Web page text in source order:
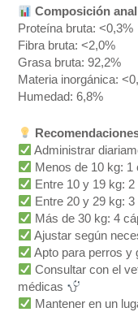
Composición
Proteína bruta: <0,3%
Fibra bruta: <2,0%
Grasa bruta: 92,2%
Materia inorgánica:
Humedad: 6,8%
Administrar
Menos de 10 kg: 1
Entre 10 y 19 kg:
Entre 20 y 29 kg:
Más de 30 kg: 4
Ajustar según
Apto para perros y
Consultar con el
médicas
Mantener en un